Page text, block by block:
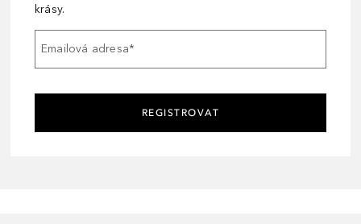
krásy.
Emailová adresa*
REGISTROVAT